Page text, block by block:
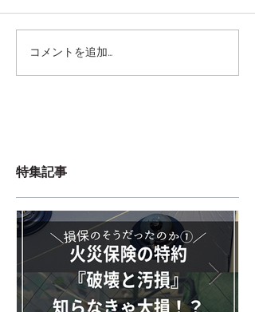
コメントを追加…
特集記事